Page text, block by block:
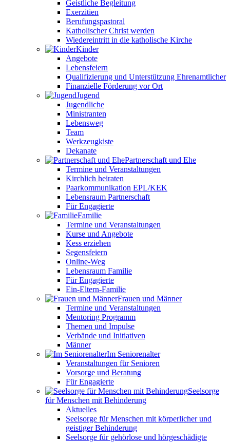
Geistliche Begleitung
Exerzitien
Berufungspastoral
Katholischer Christ werden
Wiedereintritt in die katholische Kirche
Kinder
Angebote
Lebensfeiern
Qualifizierung und Unterstützung Ehrenamtlicher
Finanzielle Förderung vor Ort
Jugend
Jugendliche
Ministranten
Lebensweg
Team
Werkzeugkiste
Dekanate
Partnerschaft und Ehe
Termine und Veranstaltungen
Kirchlich heiraten
Paarkommunikation EPL/KEK
Lebensraum Partnerschaft
Für Engagierte
Familie
Termine und Veranstaltungen
Kurse und Angebote
Kess erziehen
Segensfeiern
Online-Weg
Lebensraum Familie
Für Engagierte
Ein-Eltern-Familie
Frauen und Männer
Termine und Veranstaltungen
Mentoring Programm
Themen und Impulse
Verbände und Initiativen
Männer
Im Seniorenalter
Veranstaltungen für Senioren
Vorsorge und Beratung
Für Engagierte
Seelsorge
für Menschen mit Behinderung
Aktuelles
Seelsorge für Menschen mit körperlicher und
geistiger Behinderung
Seelsorge für gehörlose und hörgeschädigte